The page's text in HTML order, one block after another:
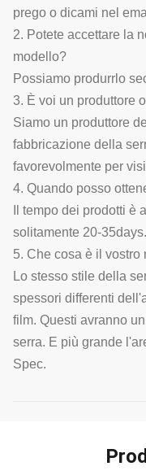
prego o dicami nel
2. Potete accettare la
modello?
Possiamo produrrlo
3. È voi un produttore
Siamo un produttore
fabbricazione della
favorevolmente per
4. Quando posso
Il tempo dei prodotti è
solitamente 20-35days.
5. Che cosa è il vostro
Lo stesso stile della
spessori differenti
film. Questi avranno
serra. E più grande
Spec.